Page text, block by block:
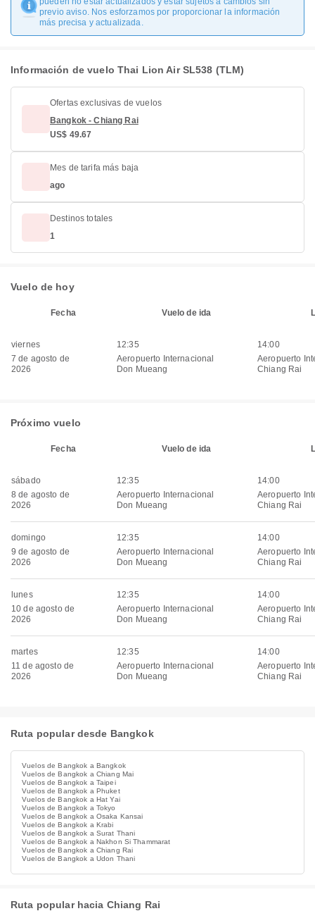
previo aviso. Nos esforzamos por proporcionar la información
más precisa y actualizada.
Información de vuelo Thai Lion Air SL538 (TLM)
Ofertas exclusivas de vuelos
Bangkok - Chiang Rai
US$ 49.67
Mes de tarifa más baja
ago
Destinos totales
1
Vuelo de hoy
Fecha Vuelo de ida
viernes
7 de agosto de
2026
12:35
Aeropuerto Internacional
Don Mueang
14:00
Aeropuerto
Chiang Rai
Próximo vuelo
Fecha Vuelo de ida
sábado
8 de agosto de
2026
12:35
Aeropuerto Internacional
Don Mueang
14:00
Aeropuerto
Chiang Rai
domingo
9 de agosto de
2026
12:35
Aeropuerto Internacional
Don Mueang
14:00
Aeropuerto
Chiang Rai
lunes
10 de agosto de
2026
12:35
Aeropuerto Internacional
Don Mueang
14:00
Aeropuerto
Chiang Rai
martes
11 de agosto de
2026
12:35
Aeropuerto Internacional
Don Mueang
14:00
Aeropuerto
Chiang Rai
Ruta popular desde Bangkok
Vuelos de Bangkok a Bangkok
Vuelos de Bangkok a Chiang Mai
Vuelos de Bangkok a Taipei
Vuelos de Bangkok a Phuket
Vuelos de Bangkok a Hat Yai
Vuelos de Bangkok a Tokyo
Vuelos de Bangkok a Osaka Kansai
Vuelos de Bangkok a Krabi
Vuelos de Bangkok a Surat Thani
Vuelos de Bangkok a Nakhon Si Thammarat
Vuelos de Bangkok a Chiang Rai
Vuelos de Bangkok a Udon Thani
Ruta popular hacia Chiang Rai